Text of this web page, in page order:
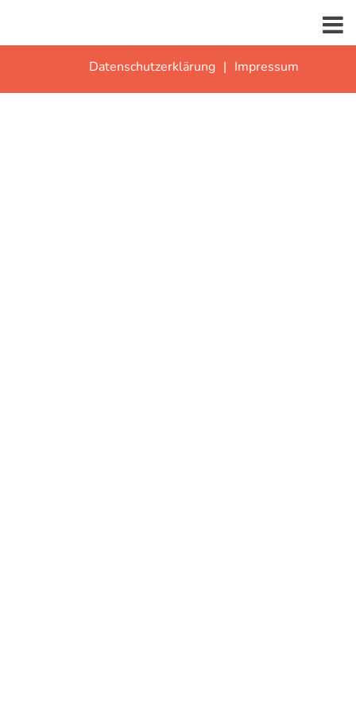
Datenschutzerklärung Impressum